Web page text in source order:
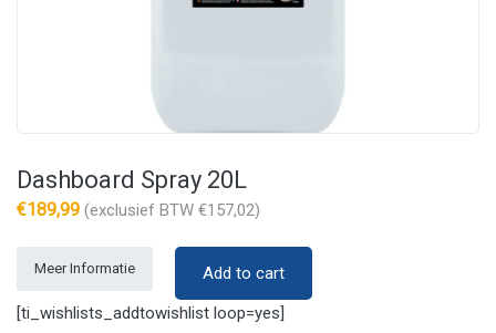
Dashboard Spray 20L
€189,99 (exclusief BTW €157,02)
Add to cart
Meer Informatie
[ti_wishlists_addtowishlist loop=yes]